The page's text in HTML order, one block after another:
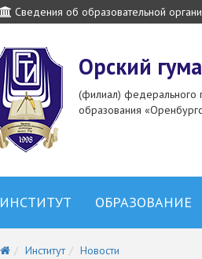
Сведения об образовательной
Орский
(филиал) федерального
образования
ИНСТИТУТ ОБРАЗОВАНИЕ
Институт Новости